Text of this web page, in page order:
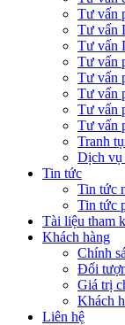
Tư vấn
Tư vấn
Tư vấn
Tư vấn
Tư vấn
Tư vấn
Tư vấn
Tư vấn
Tranh
Dịch vụ
Tin tức
Tin tức
Tin tức
Tài liệu tham
Khách hàng
Chính
Đối
Giá trị
Khách
Liên hệ